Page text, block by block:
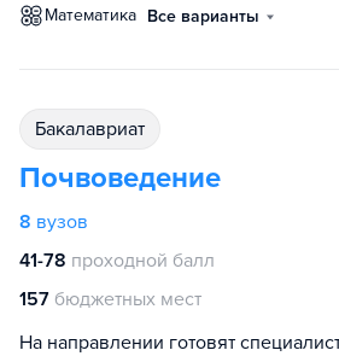
математика Все варианты
бакалавриат
Почвоведение
8 вузов
41-78 проходной балл
157 бюджетных мест
На направлении готовят